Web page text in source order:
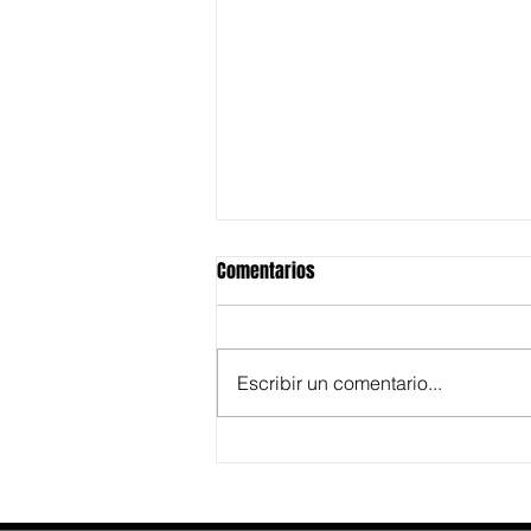
Comentarios
Escribir un comentario...